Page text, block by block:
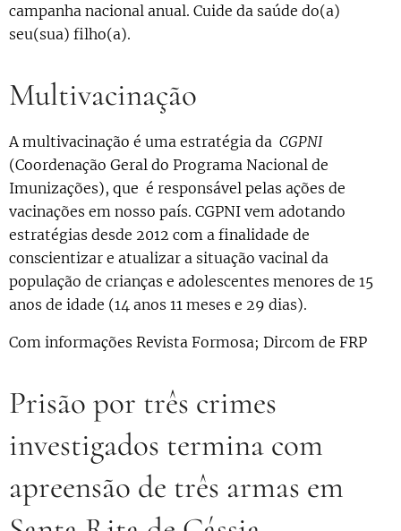
campanha nacional anual. Cuide da saúde do(a)
seu(sua) filho(a).
Multivacinação
A multivacinação é uma estratégia da CGPNI
(Coordenação Geral do Programa Nacional de
Imunizações), que é responsável pelas ações de
vacinações em nosso país. CGPNI vem adotando
estratégias desde 2012 com a finalidade de
conscientizar e atualizar a situação vacinal da
população de crianças e adolescentes menores de 15
anos de idade (14 anos 11 meses e 29 dias).
Com informações Revista Formosa; Dircom de FRP
Prisão por três crimes
investigados termina com
apreensão de três armas em